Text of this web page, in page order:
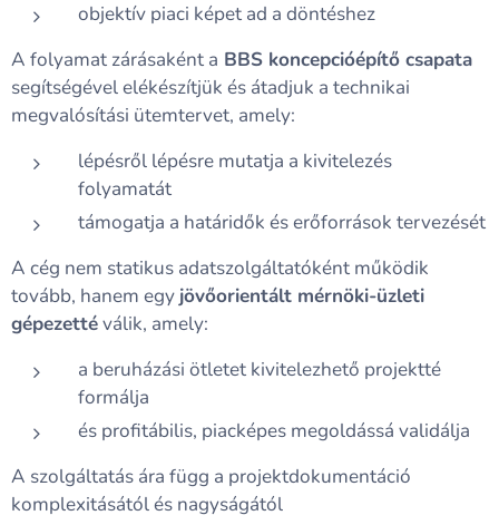
objektív piaci képet ad a döntéshez
A folyamat zárásaként a BBS koncepcióépítő csapata
segítségével elékészítjük és átadjuk a technikai
megvalósítási ütemtervet, amely:
lépésről lépésre mutatja a kivitelezés
folyamatát
támogatja a határidők és erőforrások tervezését
A cég nem statikus adatszolgáltatóként működik
tovább, hanem egy jövőorientált mérnöki-üzleti
gépezettéválik, amely:
a beruházási ötletet kivitelezhető projektté
formálja
és profitábilis, piacképes megoldássá validálja
A szolgáltatás ára függ a projektdokumentáció
komplexitásától és nagyságától